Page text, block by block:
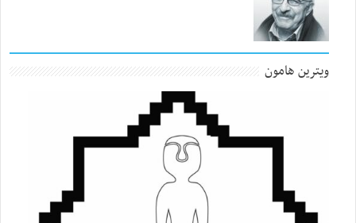
ویترین هامون